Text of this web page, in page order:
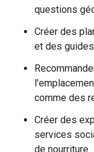
questions
Créer des
et des
comme des
Créer des
services
de nourriture.